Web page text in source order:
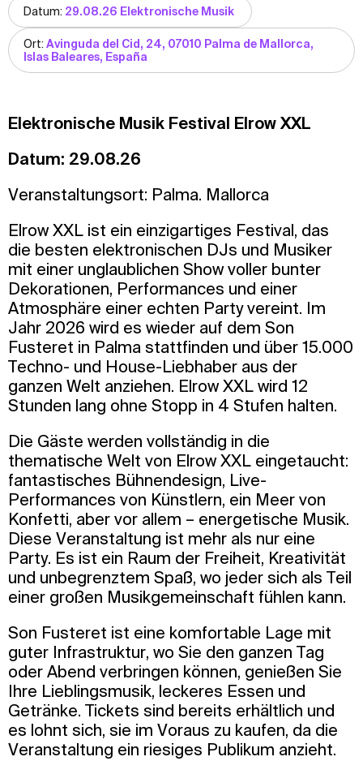
Datum: 29.08.26 Elektronische Musik
Ort: Avinguda del Cid, 24, 07010 Palma de Mallorca,
Islas Baleares, España
Elektronische Musik Festival Elrow XXL
Datum: 29.08.26
Veranstaltungsort: Palma. Mallorca
Elrow XXL ist ein einzigartiges Festival, das
die besten elektronischen DJs und Musiker
mit einer unglaublichen Show voller bunter
Dekorationen, Performances und einer
Atmosphäre einer echten Party vereint. Im
Jahr 2026 wird es wieder auf dem Son
Fusteret in Palma stattfinden und über 15.000
Techno- und House-Liebhaber aus der
ganzen Welt anziehen. Elrow XXL wird 12
Stunden lang ohne Stopp in 4 Stufen halten.
Die Gäste werden vollständig in die
thematische Welt von Elrow XXL eingetaucht:
fantastisches Bühnendesign, Live-
Performances von Künstlern, ein Meer von
Konfetti, aber vor allem – energetische Musik.
Diese Veranstaltung ist mehr als nur eine
Party. Es ist ein Raum der Freiheit, Kreativität
und unbegrenztem Spaß, wo jeder sich als Teil
einer großen Musikgemeinschaft fühlen kann.
Son Fusteret ist eine komfortable Lage mit
guter Infrastruktur, wo Sie den ganzen Tag
oder Abend verbringen können, genießen Sie
Ihre Lieblingsmusik, leckeres Essen und
Getränke. Tickets sind bereits erhältlich und
es lohnt sich, sie im Voraus zu kaufen, da die
Veranstaltung ein riesiges Publikum anzieht.